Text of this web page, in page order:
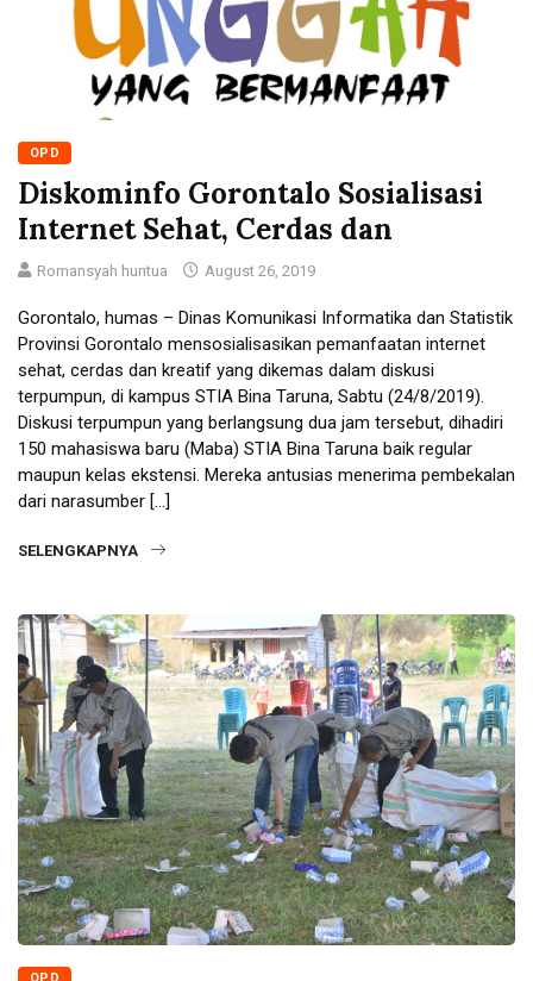
OPD
Diskominfo Gorontalo Sosialisasi
Internet Sehat, Cerdas dan
Romansyah huntua August 26, 2019
Gorontalo, humas – Dinas Komunikasi Informatika dan Statistik
Provinsi Gorontalo mensosialisasikan pemanfaatan internet
sehat, cerdas dan kreatif yang dikemas dalam diskusi
terpumpun, di kampus STIA Bina Taruna, Sabtu (24/8/2019).
Diskusi terpumpun yang berlangsung dua jam tersebut, dihadiri
150 mahasiswa baru (Maba) STIA Bina Taruna baik regular
maupun kelas ekstensi. Mereka antusias menerima pembekalan
dari narasumber […]
SELENGKAPNYA